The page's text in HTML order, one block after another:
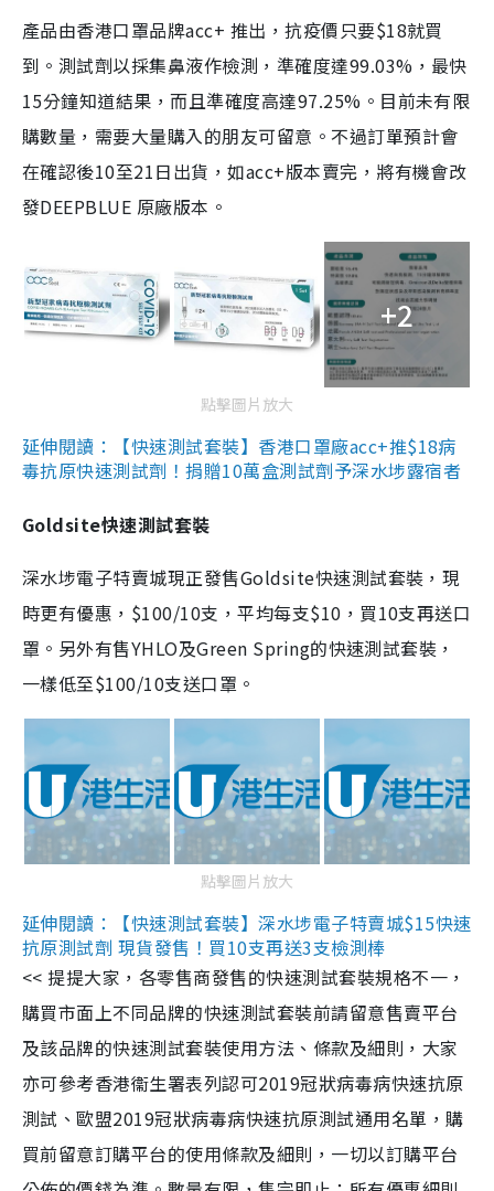
產品由香港口罩品牌acc+ 推出，抗疫價只要$18就買
到。測試劑以採集鼻液作檢測，準確度達99.03%，最快
15分鐘知道結果，而且準確度高達97.25%。目前未有限
購數量，需要大量購入的朋友可留意。不過訂單預計會
在確認後10至21日出貨，如acc+版本賣完，將有機會改
發DEEPBLUE 原廠版本。
+2
點擊圖片放大
延伸閱讀：【快速測試套裝】香港口罩廠acc+推$18病
毒抗原快速測試劑！捐贈10萬盒測試劑予深水埗露宿者
Goldsite快速測試套裝
深水埗電子特賣城現正發售Goldsite快速測試套裝，現
時更有優惠，$100/10支，平均每支$10，買10支再送口
罩。另外有售YHLO及Green Spring的快速測試套裝，
一樣低至$100/10支送口罩。
點擊圖片放大
延伸閱讀：【快速測試套裝】深水埗電子特賣城$15快速
抗原測試劑 現貨發售！買10支再送3支檢測棒
<< 提提大家，各零售商發售的快速測試套裝規格不一，
購買市面上不同品牌的快速測試套裝前請留意售賣平台
及該品牌的快速測試套裝使用方法、條款及細則，大家
亦可參考香港衞生署表列認可2019冠狀病毒病快速抗原
測試、歐盟2019冠狀病毒病快速抗原測試通用名單，購
買前留意訂購平台的使用條款及細則，一切以訂購平台